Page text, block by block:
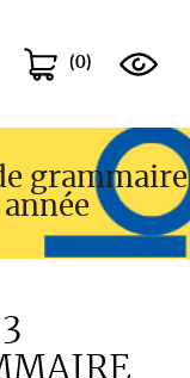
(0)
grammaire